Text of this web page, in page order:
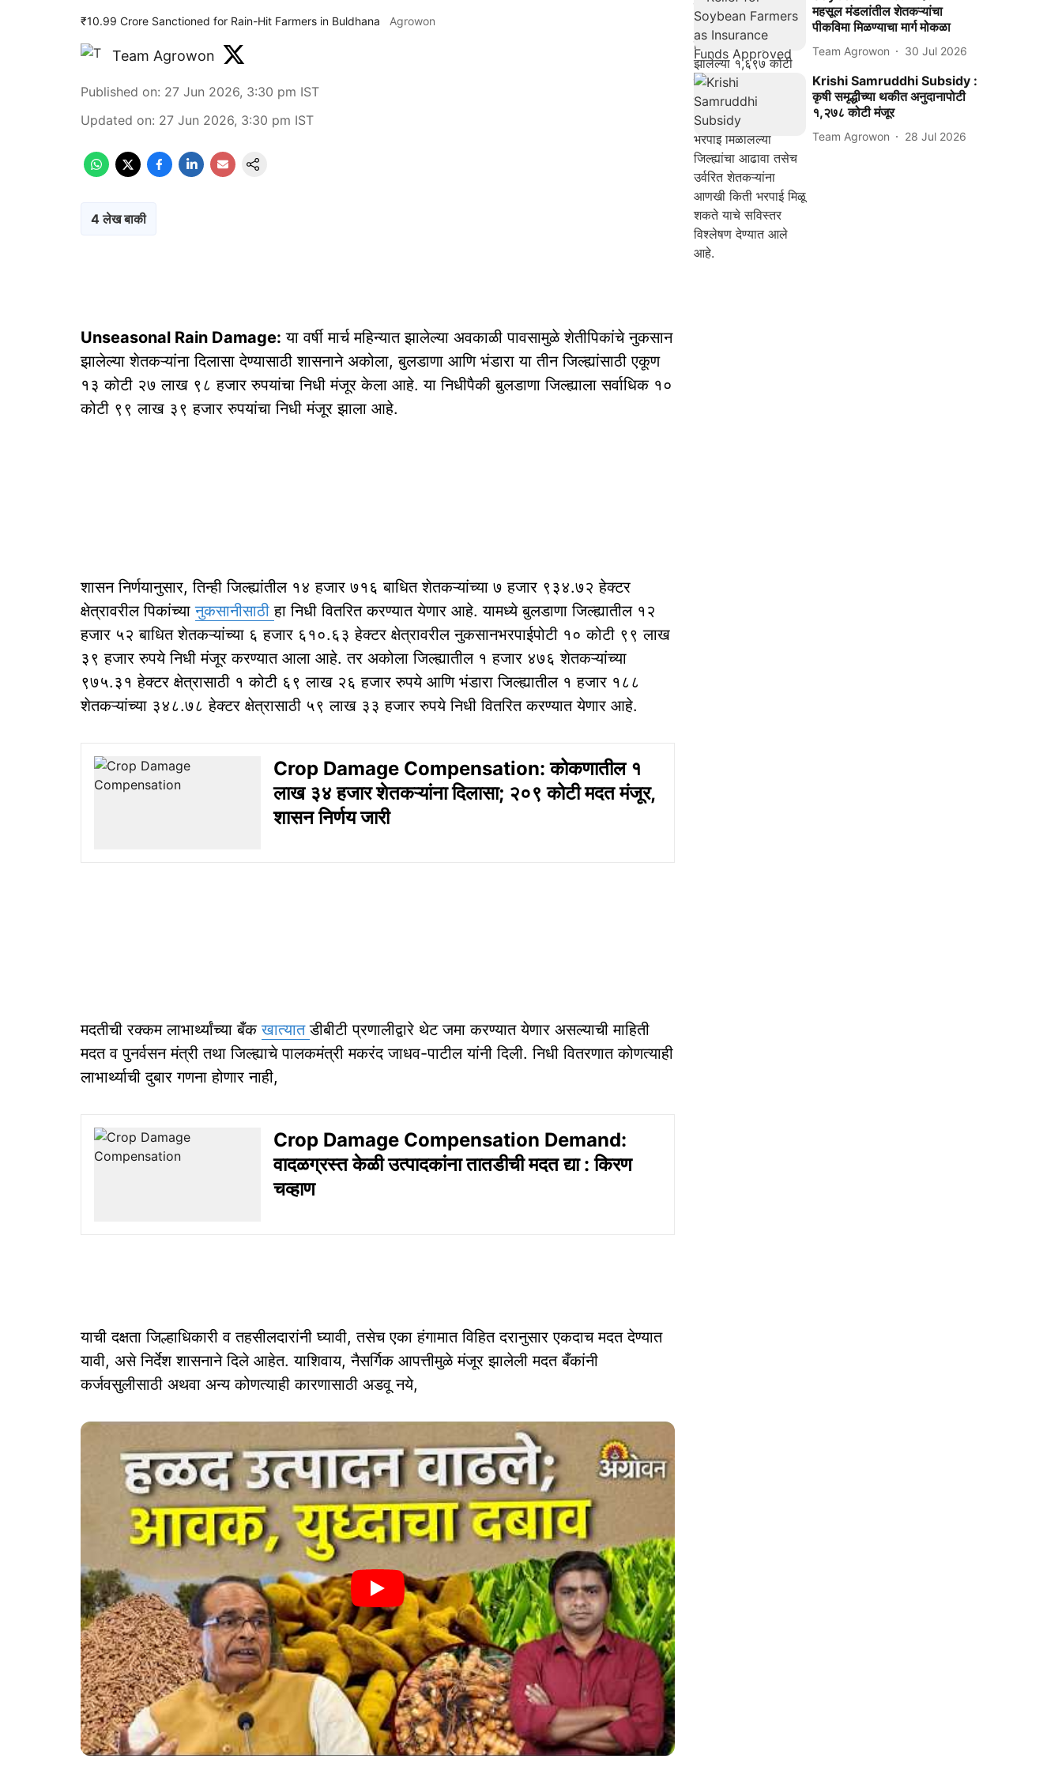
₹10.99 Crore Sanctioned for Rain-Hit Farmers in Buldhana Agrowon
Team Agrowon
Published on: 27 Jun 2026, 3:30 pm IST
Updated on: 27 Jun 2026, 3:30 pm IST
4 लेख बाकी
Unseasonal Rain Damage: या वर्षी मार्च महिन्यात झालेल्या अवकाळी पावसामुळे शेतीपिकांचे नुकसान
झालेल्या शेतकऱ्यांना दिलासा देण्यासाठी शासनाने अकोला, बुलडाणा आणि भंडारा या तीन जिल्ह्यांसाठी एकूण
१३ कोटी २७ लाख ९८ हजार रुपयांचा निधी मंजूर केला आहे. या निधीपैकी बुलडाणा जिल्ह्याला सर्वाधिक १०
कोटी ९९ लाख ३९ हजार रुपयांचा निधी मंजूर झाला आहे.
शासन निर्णयानुसार, तिन्ही जिल्ह्यांतील १४ हजार ७१६ बाधित शेतकऱ्यांच्या ७ हजार ९३४.७२ हेक्टर
क्षेत्रावरील पिकांच्यानुकसानीसाठीहा निधी वितरित करण्यात येणार आहे. यामध्ये बुलडाणा जिल्ह्यातील १२
हजार ५२ बाधित शेतकऱ्यांच्या ६ हजार ६१०.६३ हेक्टर क्षेत्रावरील नुकसानभरपाईपोटी १० कोटी ९९ लाख
३९ हजार रुपये निधी मंजूर करण्यात आला आहे. तर अकोला जिल्ह्यातील १ हजार ४७६ शेतकऱ्यांच्या
९७५.३१ हेक्टर क्षेत्रासाठी १ कोटी ६९ लाख २६ हजार रुपये आणि भंडारा जिल्ह्यातील १ हजार १८८
शेतकऱ्यांच्या ३४८.७८ हेक्टर क्षेत्रासाठी ५९ लाख ३३ हजार रुपये निधी वितरित करण्यात येणार आहे.
Crop Damage Compensation: कोकणातील १
लाख ३४ हजार शेतकऱ्यांना दिलासा; २०९ कोटी मदत मंजूर,
शासन निर्णय जारी
मदतीची रक्कम लाभार्थ्यांच्या बँकखात्यातडीबीटी प्रणालीद्वारे थेट जमा करण्यात येणार असल्याची माहिती
मदत व पुनर्वसन मंत्री तथा जिल्ह्याचे पालकमंत्री मकरंद जाधव-पाटील यांनी दिली. निधी वितरणात कोणत्याही
लाभार्थ्याची दुबार गणना होणार नाही,
Crop Damage Compensation Demand:
वादळग्रस्त केळी उत्पादकांना तातडीची मदत द्या : किरण
चव्हाण
याची दक्षता जिल्हाधिकारी व तहसीलदारांनी घ्यावी, तसेच एका हंगामात विहित दरानुसार एकदाच मदत देण्यात
यावी, असे निर्देश शासनाने दिले आहेत. याशिवाय, नैसर्गिक आपत्तीमुळे मंजूर झालेली मदत बँकांनी
कर्जवसुलीसाठी अथवा अन्य कोणत्याही कारणासाठी अडवू नये,
महसूल मंडलांतील शेतकऱ्यांचा
पीकविमा मिळण्याचा मार्ग मोकळा
Team Agrowon 30 Jul 2026
Krishi Samruddhi Subsidy :
कृषी समृद्धीच्या थकीत अनुदानापोटी
१,२७८ कोटी मंजूर
Team Agrowon 28 Jul 2026